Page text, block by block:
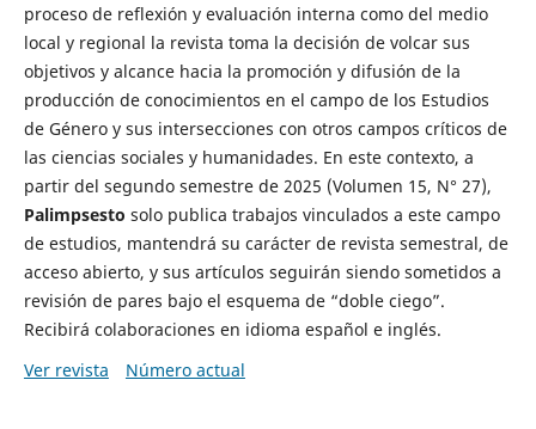
proceso de reflexión y evaluación interna como del medio
local y regional la revista toma la decisión de volcar sus
objetivos y alcance hacia la promoción y difusión de la
producción de conocimientos en el campo de los Estudios
de Género y sus intersecciones con otros campos críticos de
las ciencias sociales y humanidades. En este contexto, a
partir del segundo semestre de 2025 (Volumen 15, N° 27),
Palimpsesto solo publica trabajos vinculados a este campo
de estudios, mantendrá su carácter de revista semestral, de
acceso abierto, y sus artículos seguirán siendo sometidos a
revisión de pares bajo el esquema de “doble ciego”.
Recibirá colaboraciones en idioma español e inglés.
Ver revista
Número actual